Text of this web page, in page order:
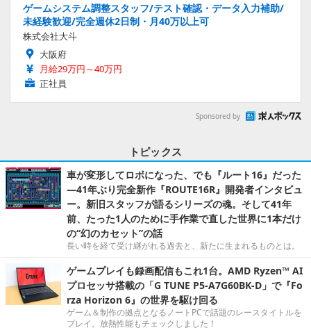
ゲームシステム調整スタッフ/テスト確認・データ入力補助/
未経験歓迎/完全週休2日制・月40万以上可
株式会社大斗
大阪府
月給29万円～40万円
正社員
Sponsored by
トピックス
車が変形してロボになった、でも『ルート16』だった
―41年ぶり完全新作『ROUTE16R』開発者インタビュ
ー。新旧スタッフが語るシリーズの魂。そして41年
前、たった1人のために手作業で直した世界に1本だけ
の“幻のカセット”の話
長い時を経て受け継がれる過去と、新たに生まれるものとは。
ゲームプレイも録画配信もこれ1台。AMD Ryzen™ AI
プロセッサ搭載の「G TUNE P5-A7G60BK-D」で『Fo
rza Horizon 6』の世界を駆け回る
ゲーム＆制作の拠点となるノートPCで話題のレースタイトルを
プレイ。放熱性能もチェックしました！